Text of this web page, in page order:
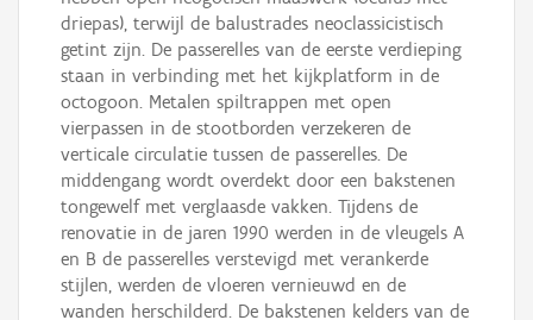
driepas), terwijl de balustrades neoclassicistisch
getint zijn. De passerelles van de eerste verdieping
staan in verbinding met het kijkplatform in de
octogoon. Metalen spiltrappen met open
vierpassen in de stootborden verzekeren de
verticale circulatie tussen de passerelles. De
middengang wordt overdekt door een bakstenen
tongewelf met verglaasde vakken. Tijdens de
renovatie in de jaren 1990 werden in de vleugels A
en B de passerelles verstevigd met verankerde
stijlen, werden de vloeren vernieuwd en de
wanden herschilderd. De bakstenen kelders van de